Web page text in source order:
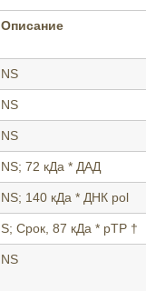
Описание
NS
NS
NS
NS; 72 кДа * ДАД
NS; 140 кДа * ДНК pol
S; Срок, 87 кДа * pTP †
NS